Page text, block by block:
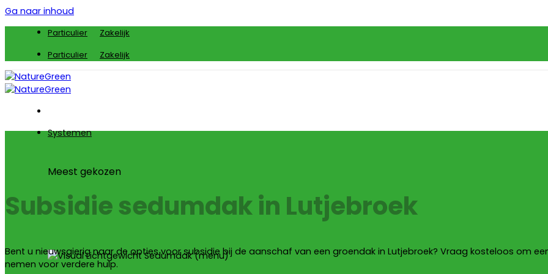
Ga naar inhoud
Particulier
Zakelijk
Particulier
Zakelijk
Systemen
Meest gekozen
Subsidie sedumdak in Lutjebroek
Bent u nieuwsgierig naar de opties voor subsidie bij de aanschaf van een groendak in Lutjebroek? Vraag kosteloos om
nemen voor verdere hulp.